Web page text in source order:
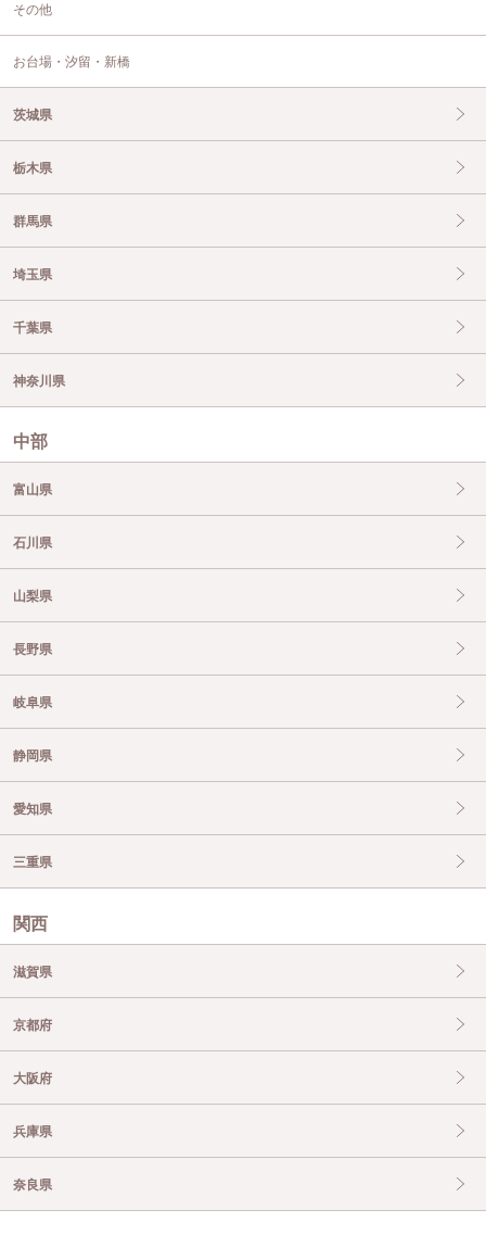
その他
お台場・汐留・新橋
茨城県
栃木県
群馬県
埼玉県
千葉県
神奈川県
中部
富山県
石川県
山梨県
長野県
岐阜県
静岡県
愛知県
三重県
関西
滋賀県
京都府
大阪府
兵庫県
奈良県